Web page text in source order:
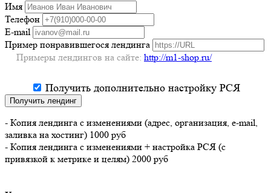
Имя
Телефон
E-mail
Пример понравившегося лендинга
Примеры лендингов на сайте: http://m1-shop.ru/
Получить дополнительно настройку РСЯ
Получить лендинг
- Копия лендинга с изменениями (адрес, организация, e-mail,
заливка на хостинг) 1000 руб
- Копия лендинга с изменениями + настройка РСЯ (с
привязкой к метрике и целям) 2000 руб